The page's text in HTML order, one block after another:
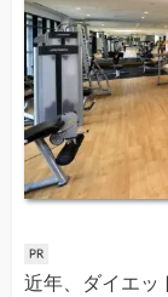
近年、ダイエッ